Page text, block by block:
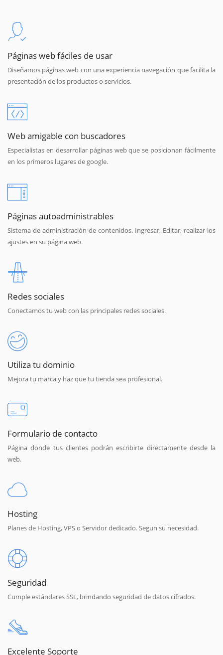
Páginas web fáciles de usar
Diseñamos páginas web con una experiencia navegación que facilita la
presentación de los productos o servicios.
Web amigable con buscadores
Especialistas en desarrollar páginas web que se posicionan fácilmente
en los primeros lugares de google.
Páginas autoadministrables
Sistema de administración de contenidos. Ingresar, Editar, realizar los
ajustes en su página web.
Redes sociales
Conectamos tu web con las principales redes sociales.
Utiliza tu dominio
Mejora tu marca y haz que tu tienda sea profesional.
Formulario de contacto
Página donde tus clientes podrán escribirte directamente desde la
web.
Hosting
Planes de Hosting, VPS o Servidor dedicado. Segun su necesidad.
Seguridad
Cumple estándares SSL, brindando seguridad de datos cifrados.
Excelente Soporte